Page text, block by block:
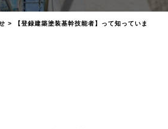
>
【登録建築塗装基幹技能者】って知っていま